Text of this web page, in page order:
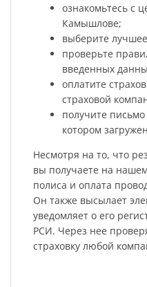
ознакомьтесь с
Камышлове;
выберите
проверьте
введенных
оплатите
страховой
получите
котором
Несмотря на то, что
вы получаете на
полиса и оплата
Он также высылает
уведомляет о его
РСИ. Через нее
страховку любой